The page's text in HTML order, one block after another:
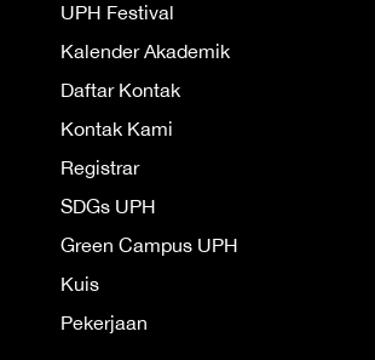
UPH Festival
Kalender Akademik
Daftar Kontak
Kontak Kami
Registrar
SDGs UPH
Green Campus UPH
Kuis
Pekerjaan